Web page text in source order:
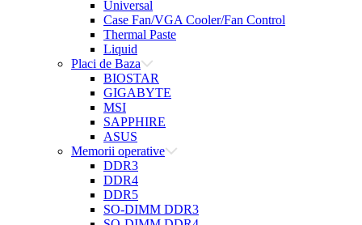
Universal
Case Fan/VGA Cooler/Fan Control
Thermal Paste
Liquid
Placi de Baza
BIOSTAR
GIGABYTE
MSI
SAPPHIRE
ASUS
Memorii operative
DDR3
DDR4
DDR5
SO-DIMM DDR3